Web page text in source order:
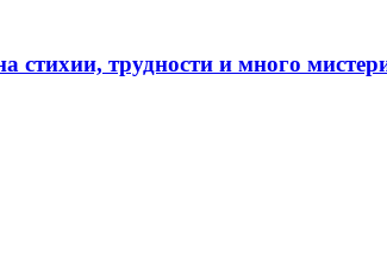
трудности и много